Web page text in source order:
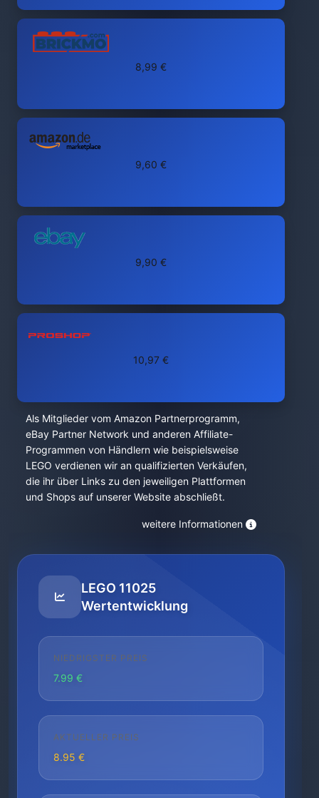
8,99 €
9,60 €
9,90 €
10,97 €
Als Mitglieder vom Amazon Partnerprogramm,
eBay Partner Network und anderen Affiliate-
Programmen von Händlern wie beispielsweise
LEGO verdienen wir an qualifizierten Verkäufen,
die ihr über Links zu den jeweiligen Plattformen
und Shops auf unserer Website abschließt.
weitere Informationen
LEGO 11025
Wertentwicklung
NIEDRIGSTER PREIS
7.99 €
AKTUELLER PREIS
8.95 €